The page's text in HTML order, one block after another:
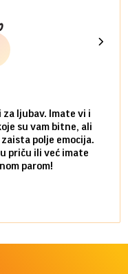
ljubav. Imate vi i
su vam bitne, ali
polje emocija.
priču ili već imate
parom!